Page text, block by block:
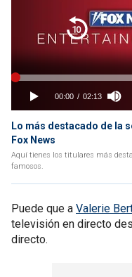
Lo más destacado de la
Fox News
Aquí tienes los titulares más
famosos.
Puede que a Valerie
televisión en directo
directo.